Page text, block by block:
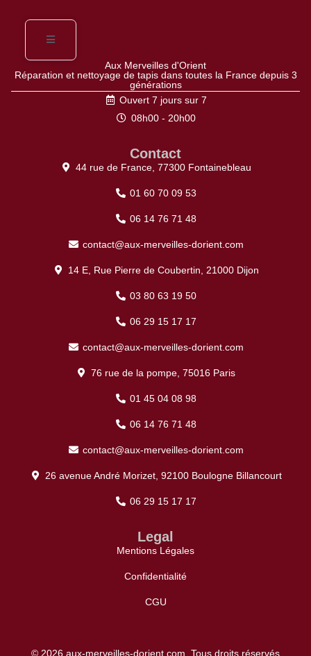
Aux Merveilles d'Orient
Réparation et nettoyage de tapis dans toutes la France depuis 3
générations
Ouvert 7 jours sur 7
08h00 - 20h00
Contact
44 rue de France, 77300 Fontainebleau
01 60 70 09 53
06 14 76 71 48
contact@aux-merveilles-dorient.com
14 E, Rue Pierre de Coubertin, 21000 Dijon
03 80 63 19 50
06 29 15 17 17
contact@aux-merveilles-dorient.com
76 rue de la pompe, 75016 Paris
01 45 04 08 98
06 14 76 71 48
contact@aux-merveilles-dorient.com
26 avenue André Morizet, 92100 Boulogne Billancourt
06 29 15 17 17
Legal
Mentions Légales
Confidentialité
CGU
© 2026 aux-merveilles-dorient.com. Tous droits réservés